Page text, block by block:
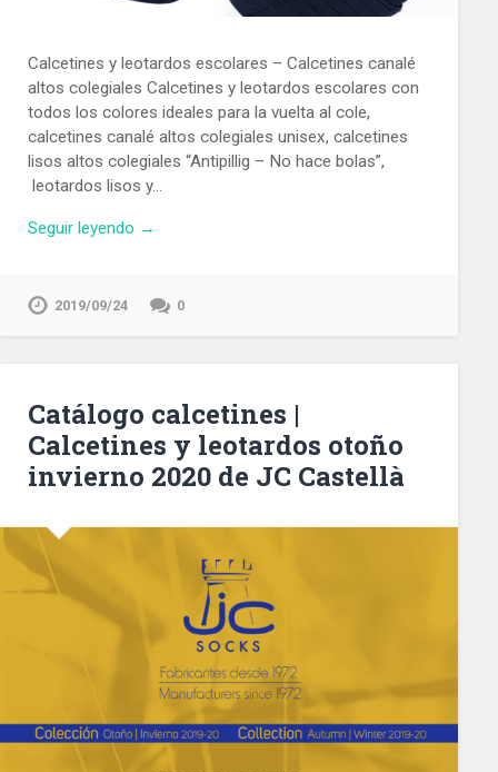
Calcetines y leotardos escolares – Calcetines canalé
altos colegiales Calcetines y leotardos escolares con
todos los colores ideales para la vuelta al cole,
calcetines canalé altos colegiales unisex, calcetines
lisos altos colegiales “Antipillig – No hace bolas”,
leotardos lisos y…
Seguir leyendo →
2019/09/24 0
Catálogo calcetines |
Calcetines y leotardos otoño
invierno 2020 de JC Castellà